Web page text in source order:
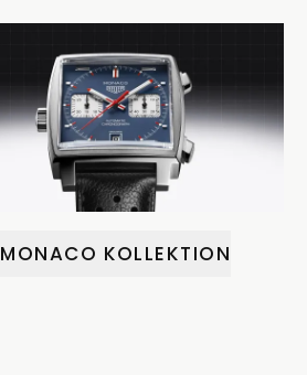
MONACO KOLLEKTION